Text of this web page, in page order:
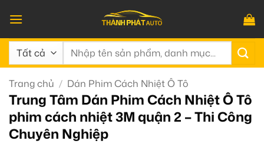
qua
nội
dung
Tìm
Trang chủ / Dán Phim Cách Nhiệt Ô Tô
Trung Tâm Dán Phim Cách Nhiệt Ô Tô
phim cách nhiệt 3M quận 2 – Thi Công
Chuyên Nghiệp